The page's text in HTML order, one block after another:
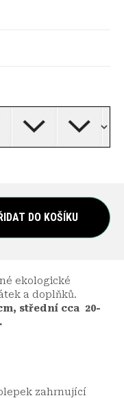
DO KOŠÍKU
ekologické
a doplňků.
střední cca 20-
zahrnující